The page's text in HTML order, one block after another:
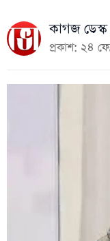
কাগজ ডেস্ক
প্রকাশ: ২৪